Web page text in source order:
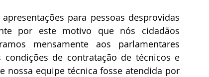
para pessoas desprovidas
por este motivo que nós cidadãos
mensamente aos parlamentares
de contratação de técnicos e
nossa equipe técnica fosse atendida por